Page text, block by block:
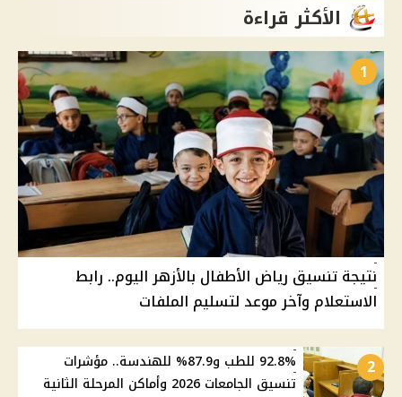
الأكثر قراءة
1
نتيجة تنسيق رياض الأطفال بالأزهر اليوم.. رابط
الاستعلام وآخر موعد لتسليم الملفات
2
92.8% للطب و87.9% للهندسة.. مؤشرات
تنسيق الجامعات 2026 وأماكن المرحلة الثانية